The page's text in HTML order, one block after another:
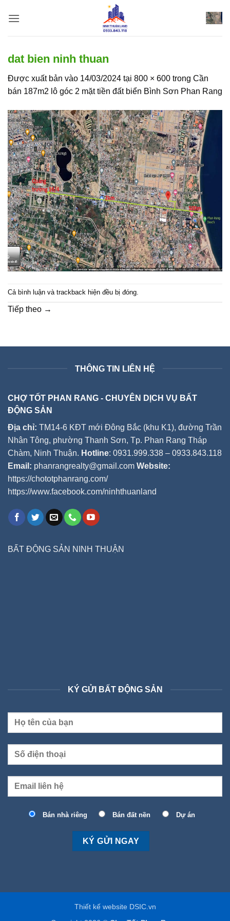
qua
dat bien ninh thuan
Được xuất bản vào 14/03/2024 tại 800 × 600 trong Cần
bán 187m2 lô góc 2 mặt tiền đất biển Bình Sơn Phan Rang
Cả bình luận và trackback hiện đều bị đóng.
Tiếp theo →
THÔNG TIN LIÊN HỆ
CHỢ TỐT PHAN RANG - CHUYÊN DỊCH VỤ BẤT
ĐỘNG SẢN
Địa chỉ: TM14-6 KĐT mới Đông Bắc (khu K1), đường Trần
Nhân Tông, phường Thanh Sơn, Tp. Phan Rang Tháp
Chàm, Ninh Thuận. Hotline: 0931.999.338 – 0933.843.118
Email: phanrangrealty@gmail.com Website:
https://chototphanrang.com/
https://www.facebook.com/ninhthuanland
BẤT ĐỘNG SẢN NINH THUẬN
KÝ GỬI BẤT ĐỘNG SẢN
Bán nhà riêng Bán đất nền Dự án
Thiết kế website DSIC.vn